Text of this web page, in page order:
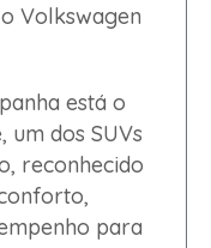
Volkswagen
está o
um dos SUVs
reconhecido
para